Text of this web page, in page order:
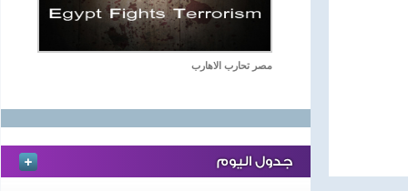
مصر تحارب الاهارب
جدول اليوم